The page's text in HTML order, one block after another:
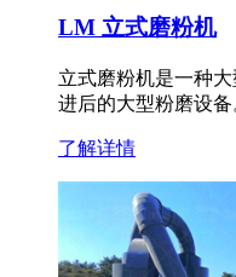
LM 立式磨粉机
立式磨粉机是一种
进后的大型粉磨设
了解详情